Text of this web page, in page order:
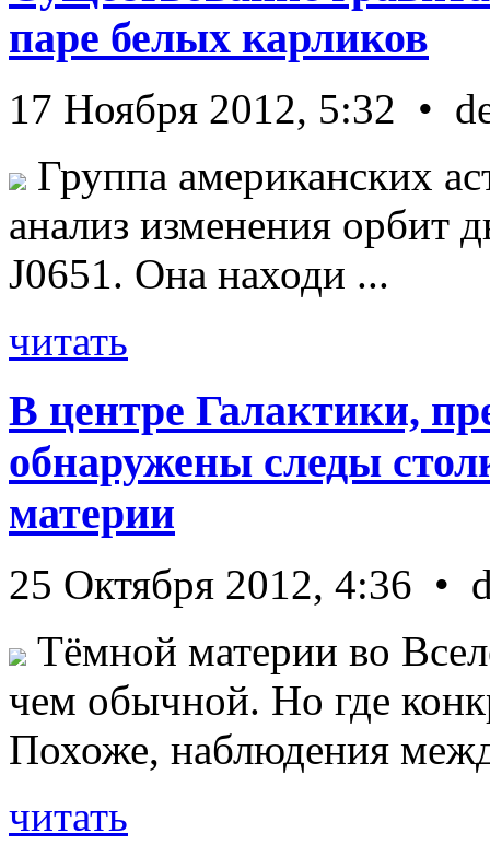
паре белых карликов
17 Ноября 2012, 5:32 •
Группа американских
анализ изменения орбит
J0651. Она находи ...
читать
В центре Галактики,
обнаружены следы
материи
25 Октября 2012, 4:36 •
Тёмной материи во
чем обычной. Но где
Похоже, наблюдения
читать